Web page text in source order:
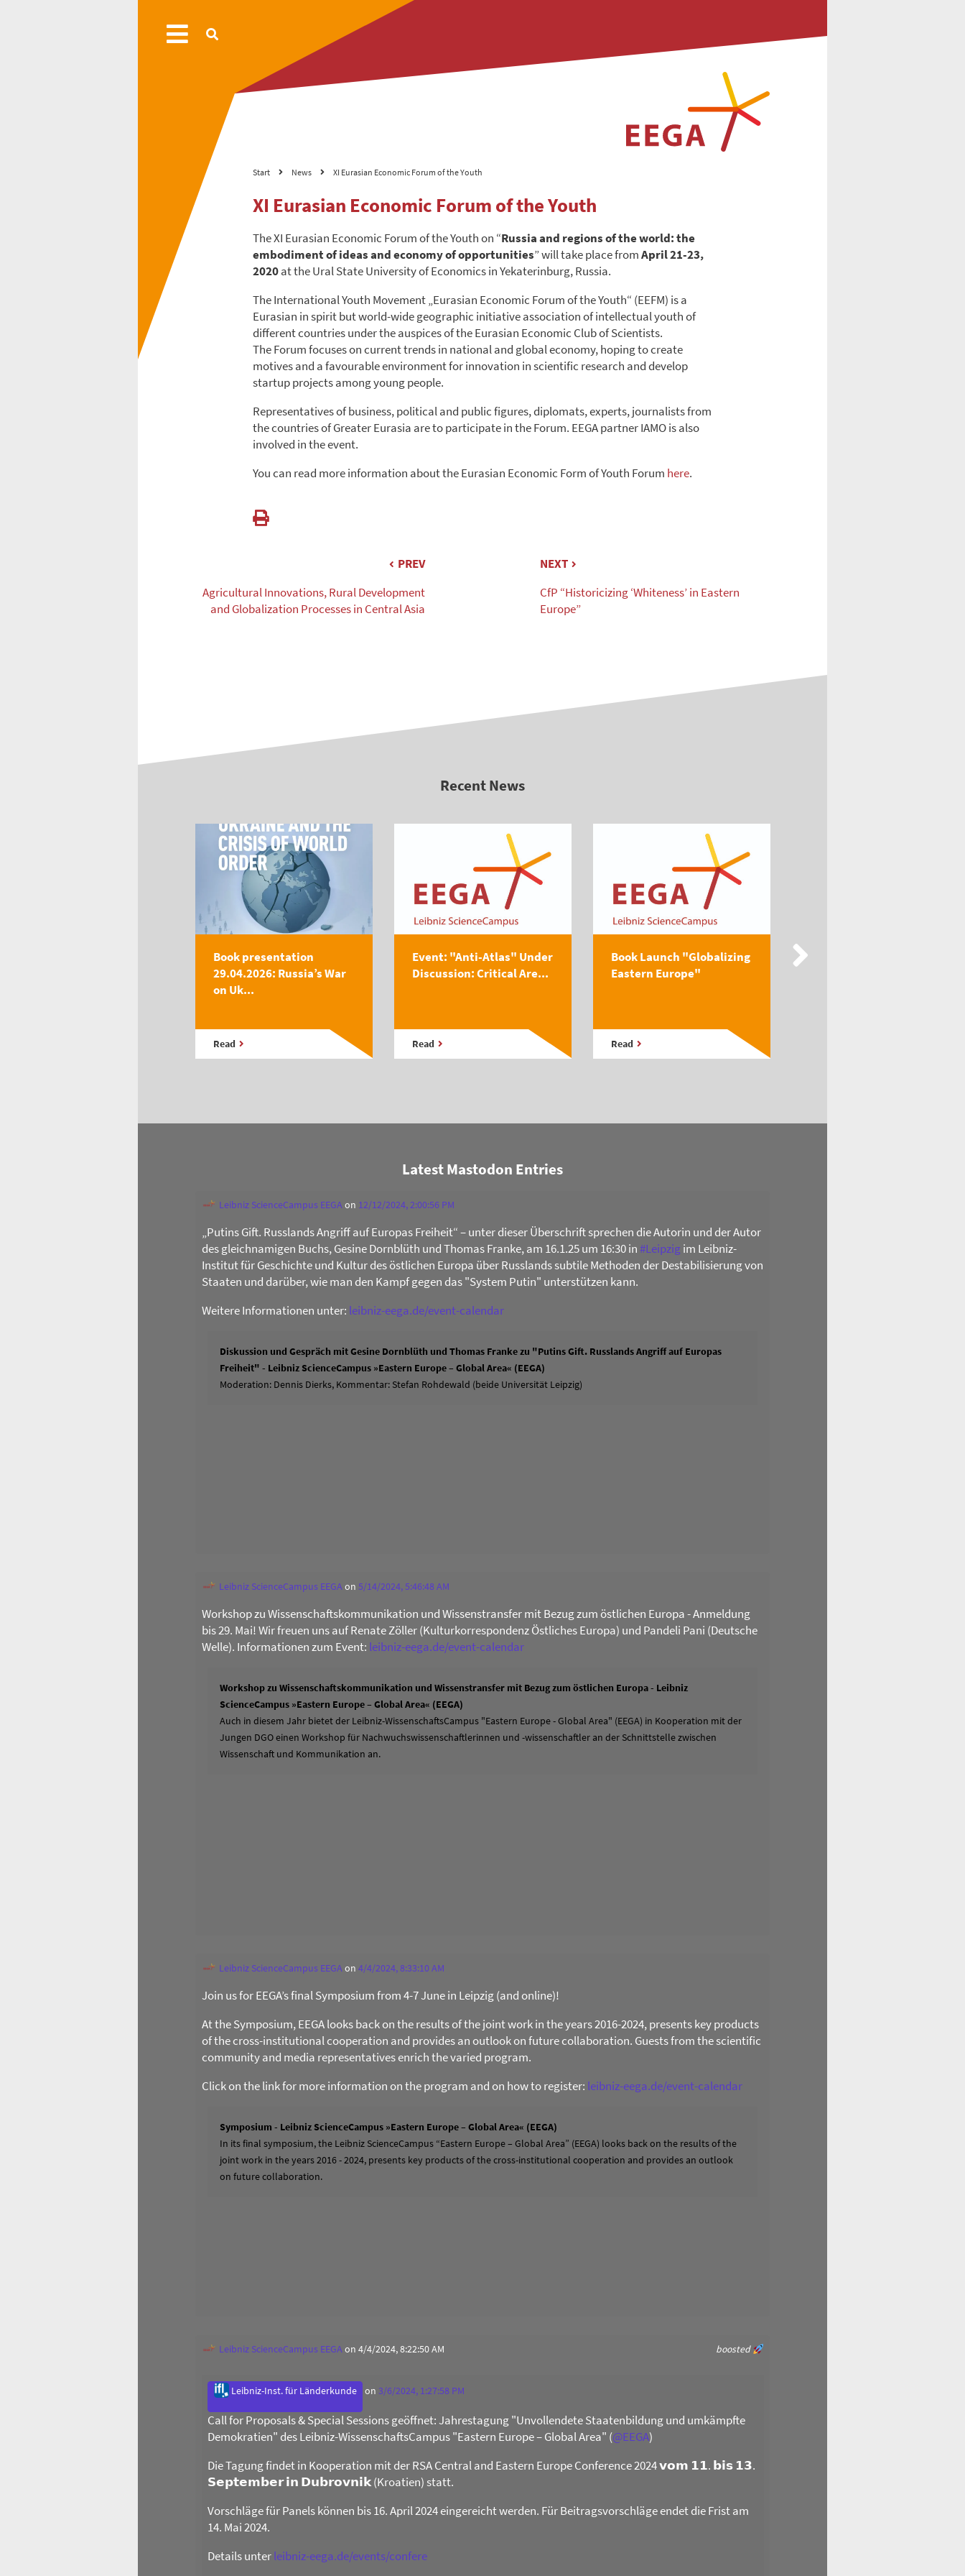
Start News XI Eurasian Economic Forum of the Youth
XI Eurasian Economic Forum of the Youth
The XI Eurasian Economic Forum of the Youth on “Russia and regions of the world: the
embodiment of ideas and economy of opportunities” will take place fromApril 21-23,
2020at the Ural State University of Economics in Yekaterinburg, Russia.
The International Youth Movement „Eurasian Economic Forum of the Youth“ (EEFM) is a
Eurasian in spirit but world-wide geographic initiative association of intellectual youth of
different countries under the auspices of the Eurasian Economic Club of Scientists.
The Forum focuses on current trends in national and global economy, hoping to create
motives and a favourable environment for innovation in scientific research and develop
startup projects among young people.
Representatives of business, political and public figures, diplomats, experts, journalists from
the countries of Greater Eurasia are to participate in the Forum. EEGA partner IAMO is also
involved in the event.
You can read more information about the Eurasian Economic Form of Youth Forum here.
PREV
Agricultural Innovations, Rural Development
and Globalization Processes in Central Asia
NEXT
CfP “Historicizing ‘Whiteness’ in Eastern
Europe”
Recent News
Book presentation
29.04.2026: Russia’s War
on Uk...
Read
Event: "Anti-Atlas" Under
Discussion: Critical Are...
Read
Book Launch "Globalizing
Eastern Europe"
Read
Latest Mastodon Entries
Leibniz ScienceCampus EEGAon 12/12/2024, 2:00:56 PM
„Putins Gift. Russlands Angriff auf Europas Freiheit“ – unter dieser Überschrift sprechen die Autorin und der Autor
des gleichnamigen Buchs, Gesine Dornblüth und Thomas Franke, am 16.1.25 um 16:30 in#Leipzig im Leibniz-
Institut für Geschichte und Kultur des östlichen Europa über Russlands subtile Methoden der Destabilisierung von
Staaten und darüber, wie man den Kampf gegen das "System Putin" unterstützen kann.
Weitere Informationen unter: leibniz-eega.de/event-calendar
Diskussion und Gespräch mit Gesine Dornblüth und Thomas Franke zu "Putins Gift. Russlands Angriff auf Europas
Freiheit" - Leibniz ScienceCampus »Eastern Europe – Global Area« (EEGA)
Moderation: Dennis Dierks, Kommentar: Stefan Rohdewald (beide Universität Leipzig)
Leibniz ScienceCampus EEGAon 5/14/2024, 5:46:48 AM
Workshop zu Wissenschaftskommunikation und Wissenstransfer mit Bezug zum östlichen Europa - Anmeldung
bis 29. Mai! Wir freuen uns auf Renate Zöller (Kulturkorrespondenz Östliches Europa) und Pandeli Pani (Deutsche
Welle). Informationen zum Event: leibniz-eega.de/event-calendar
Workshop zu Wissenschaftskommunikation und Wissenstransfer mit Bezug zum östlichen Europa - Leibniz
ScienceCampus »Eastern Europe – Global Area« (EEGA)
Auch in diesem Jahr bietet der Leibniz-WissenschaftsCampus "Eastern Europe - Global Area" (EEGA) in Kooperation mit der
Jungen DGO einen Workshop für Nachwuchswissenschaftlerinnen und -wissenschaftler an der Schnittstelle zwischen
Wissenschaft und Kommunikation an.
Leibniz ScienceCampus EEGAon 4/4/2024, 8:33:10 AM
Join us for EEGA’s final Symposium from 4-7 June in Leipzig (and online)!
At the Symposium, EEGA looks back on the results of the joint work in the years 2016-2024, presents key products
of the cross-institutional cooperation and provides an outlook on future collaboration. Guests from the scientific
community and media representatives enrich the varied program.
Click on the link for more information on the program and on how to register: leibniz-eega.de/event-calendar
Symposium - Leibniz ScienceCampus »Eastern Europe – Global Area« (EEGA)
In its final symposium, the Leibniz ScienceCampus “Eastern Europe – Global Area” (EEGA) looks back on the results of the
joint work in the years 2016 - 2024, presents key products of the cross-institutional cooperation and provides an outlook
on future collaboration.
boosted
Leibniz ScienceCampus EEGAon 4/4/2024, 8:22:50 AM
Leibniz-Inst. für Länderkunde on3/6/2024, 1:27:58 PM
Call for Proposals & Special Sessions geöffnet: Jahrestagung "Unvollendete Staatenbildung und umkämpfte
Demokratien" des Leibniz-WissenschaftsCampus "Eastern Europe – Global Area" (@EEGA)
Die Tagung findet in Kooperation mit der RSA Central and Eastern Europe Conference 2024 𝘃𝗼𝗺 𝟭𝟭. 𝗯𝗶𝘀 𝟭𝟯.
𝗦𝗲𝗽𝘁𝗲𝗺𝗯𝗲𝗿 𝗶𝗻 𝗗𝘂𝗯𝗿𝗼𝘃𝗻𝗶𝗸 (Kroatien) statt.
Vorschläge für Panels können bis 16. April 2024 eingereicht werden. Für Beitragsvorschläge endet die Frist am
14. Mai 2024.
Details unterleibniz-eega.de/events/confere